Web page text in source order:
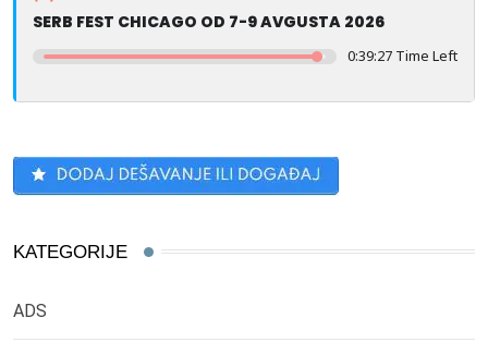
SERB FEST CHICAGO OD 7-9 AVGUSTA 2026
0:39:26 Time Left
KATEGORIJE
ADS